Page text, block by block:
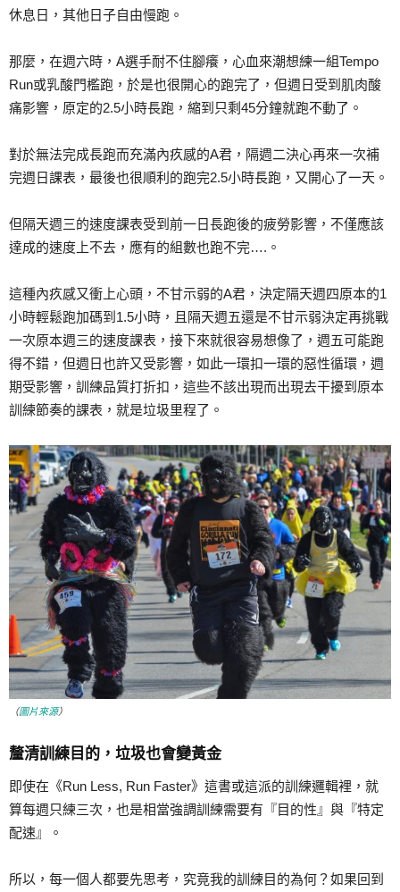
休息日，其他日子自由慢跑。
那麼，在週六時，A選手耐不住腳癢，心血來潮想練一組Tempo
Run或乳酸門檻跑，於是也很開心的跑完了，但週日受到肌肉酸
痛影響，原定的2.5小時長跑，縮到只剩45分鐘就跑不動了。
對於無法完成長跑而充滿內疚感的A君，隔週二決心再來一次補
完週日課表，最後也很順利的跑完2.5小時長跑，又開心了一天。
但隔天週三的速度課表受到前一日長跑後的疲勞影響，不僅應該
達成的速度上不去，應有的組數也跑不完….。
這種內疚感又衝上心頭，不甘示弱的A君，決定隔天週四原本的1
小時輕鬆跑加碼到1.5小時，且隔天週五還是不甘示弱決定再挑戰
一次原本週三的速度課表，接下來就很容易想像了，週五可能跑
得不錯，但週日也許又受影響，如此一環扣一環的惡性循環，週
期受影響，訓練品質打折扣，這些不該出現而出現去干擾到原本
訓練節奏的課表，就是垃圾里程了。
（圖片來源）
釐清訓練目的，垃圾也會變黃金
即使在《Run Less, Run Faster》這書或這派的訓練邏輯裡，就
算每週只練三次，也是相當強調訓練需要有『目的性』與『特定
配速』。
所以，每一個人都要先思考，究竟我的訓練目的為何？如果回到